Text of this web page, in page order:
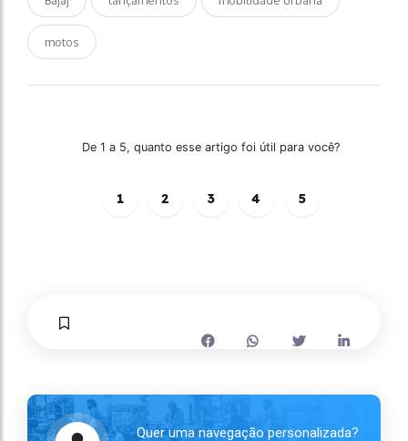
motos
De 1 a 5, quanto esse artigo foi útil para você?
1 2 3 4 5
Quer uma navegação personalizada?